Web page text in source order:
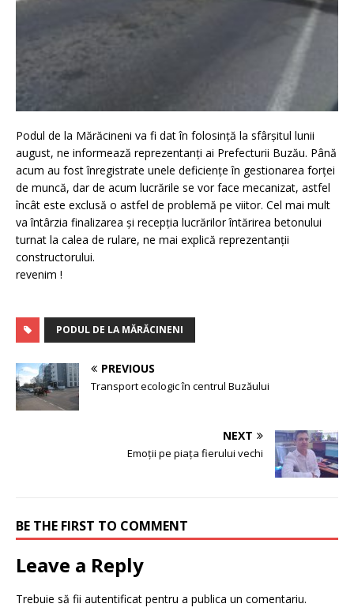
Podul de la Mărăcineni va fi dat în folosință la sfârșitul lunii
august, ne informează reprezentanți ai Prefecturii Buzău. Până
acum au fost înregistrate unele deficiențe în gestionarea forței
de muncă, dar de acum lucrările se vor face mecanizat, astfel
încât este exclusă o astfel de problemă pe viitor. Cel mai mult
va întârzia finalizarea și recepția lucrărilor întărirea betonului
turnat la calea de rulare, ne mai explică reprezentanții
constructorului.
revenim !
PODUL DE LA MĂRĂCINENI
PREVIOUS
Transport ecologic în centrul Buzăului
NEXT
Emoții pe piața fierului vechi
BE THE FIRST TO COMMENT
Leave a Reply
Trebuie să fii autentificat pentru a publica un comentariu.